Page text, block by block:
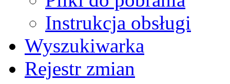
Instrukcja obsługi
Wyszukiwarka
Rejestr zmian